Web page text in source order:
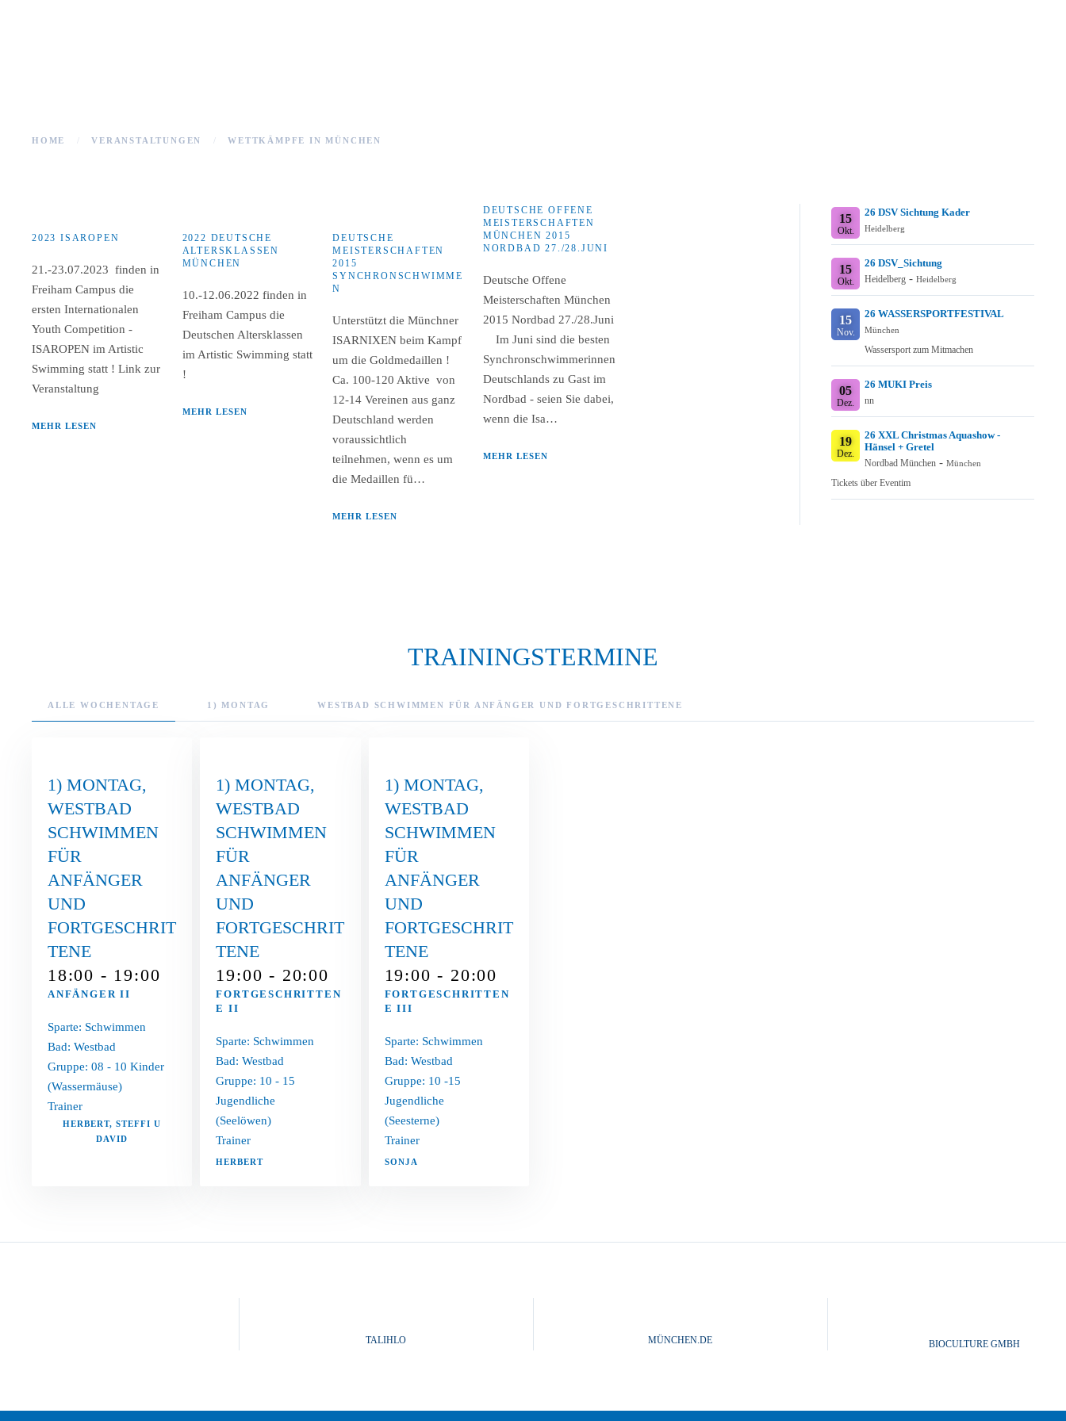
HOME VERANSTALTUNGEN WETTKÄMPFE IN MÜNCHEN
2023 ISAROPEN
21.-23.07.2023 finden in
Freiham Campus die
ersten Internationalen
Youth Competition -
ISAROPEN im Artistic
Swimming statt ! Link zur
Veranstaltung
MEHR LESEN
2022 DEUTSCHE
ALTERSKLASSEN
MÜNCHEN
10.-12.06.2022 finden in
Freiham Campus die
Deutschen Altersklassen
im Artistic Swimming statt
!
MEHR LESEN
DEUTSCHE
MEISTERSCHAFTEN
2015
SYNCHRONSCHWIMME
N
Unterstützt die Münchner
ISARNIXEN beim Kampf
um die Goldmedaillen !
Ca. 100-120 Aktive von
12-14 Vereinen aus ganz
Deutschland werden
voraussichtlich
teilnehmen, wenn es um
die Medaillen fü…
MEHR LESEN
DEUTSCHE OFFENE
MEISTERSCHAFTEN
MÜNCHEN 2015
NORDBAD 27./28.JUNI
Deutsche Offene
Meisterschaften München
2015 Nordbad 27./28.Juni
Im Juni sind die besten
Synchronschwimmerinnen
Deutschlands zu Gast im
Nordbad - seien Sie dabei,
wenn die Isa…
MEHR LESEN
15
Okt.
26 DSV Sichtung Kader
Heidelberg
15
Okt.
26 DSV_Sichtung
Heidelberg - Heidelberg
15
Nov.
26 WASSERSPORTFESTIVAL
München
Wassersport zum Mitmachen
05
Dez.
26 MUKI Preis
nn
19
Dez.
26 XXL Christmas Aquashow -
Hänsel + Gretel
Nordbad München - München
Tickets über Eventim
TRAININGSTERMINE
ALLE WOCHENTAGE 1) MONTAG WESTBAD SCHWIMMEN FÜR ANFÄNGER UND FORTGESCHRITTENE
1) MONTAG,
WESTBAD
SCHWIMMEN
FÜR
ANFÄNGER
UND
FORTGESCHRIT
TENE
18:00 - 19:00
ANFÄNGER II
Sparte: Schwimmen
Bad: Westbad
Gruppe: 08 - 10 Kinder
(Wassermäuse)
Trainer
HERBERT, STEFFI U
DAVID
1) MONTAG,
WESTBAD
SCHWIMMEN
FÜR
ANFÄNGER
UND
FORTGESCHRIT
TENE
19:00 - 20:00
FORTGESCHRITTEN
E II
Sparte: Schwimmen
Bad: Westbad
Gruppe: 10 - 15
Jugendliche
(Seelöwen)
Trainer
HERBERT
1) MONTAG,
WESTBAD
SCHWIMMEN
FÜR
ANFÄNGER
UND
FORTGESCHRIT
TENE
19:00 - 20:00
FORTGESCHRITTEN
E III
Sparte: Schwimmen
Bad: Westbad
Gruppe: 10 -15
Jugendliche
(Seesterne)
Trainer
SONJA
TALIHLO MÜNCHEN.DE BIOCULTURE GMBH